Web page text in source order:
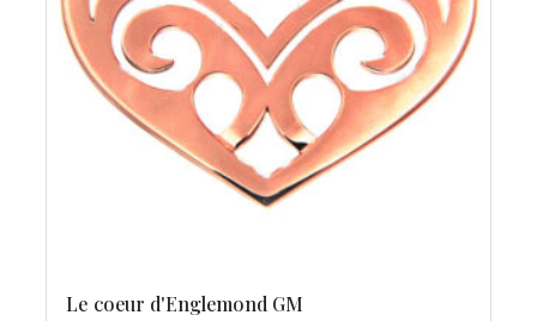
tanzanite
tourmaline
Le coeur d'Englemond GM